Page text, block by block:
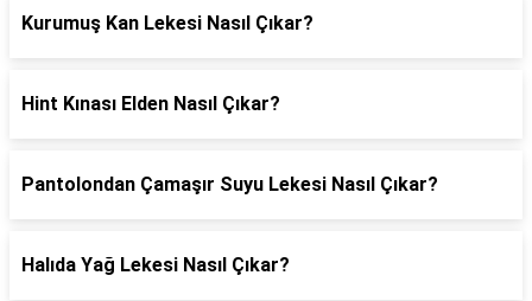
Kurumuş Kan Lekesi Nasıl Çıkar?
Hint Kınası Elden Nasıl Çıkar?
Pantolondan Çamaşır Suyu Lekesi Nasıl Çıkar?
Halıda Yağ Lekesi Nasıl Çıkar?